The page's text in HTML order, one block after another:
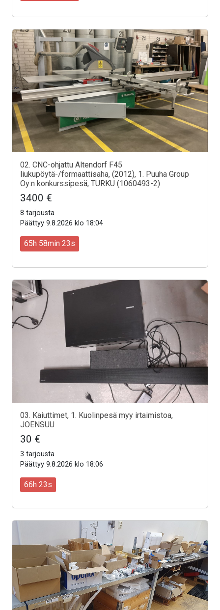
02. CNC-ohjattu Altendorf F45
liukupöytä-/formaattisaha, (2012), 1. Puuha Group
Oy:n konkurssipesä, TURKU (1060493-2)
3400 €
8 tarjousta
Päättyy 9.8.2026 klo 18:04
65h 58min 21s
03. Kaiuttimet, 1. Kuolinpesä myy irtaimistoa,
JOENSUU
30 €
3 tarjousta
Päättyy 9.8.2026 klo 18:06
66h 21s